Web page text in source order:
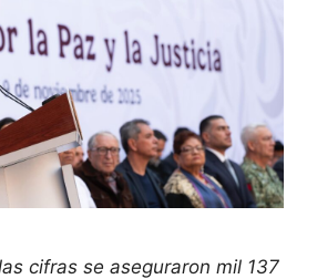
cifras se aseguraron mil 137